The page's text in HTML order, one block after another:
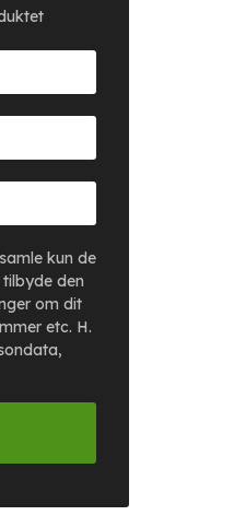
kun de
den
om dit
etc. H.